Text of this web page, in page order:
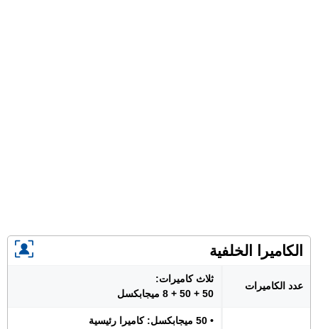
الكاميرا الخلفية
عدد الكاميرات
ثلاث كاميرات:
50 + 50 + 8 ميجابكسل
• 50 ميجابكسل: كاميرا رئيسية